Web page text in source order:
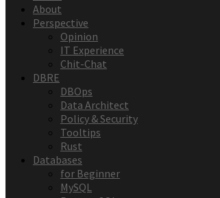
About
Perspective
Opinion
IT Experience
Chit-Chat
DBRE
DBOps
Data Architect
Policy & Security
Tooltips
Rust
Databases
for Beginner
MySQL